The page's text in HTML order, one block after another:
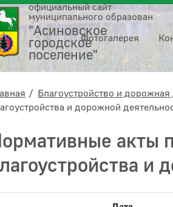
официальный сайт
муниципального образования
"Асиновское
городское
поселение"
Фотогалерея
Благоустройство и дорожная
и дорожной
акты
и